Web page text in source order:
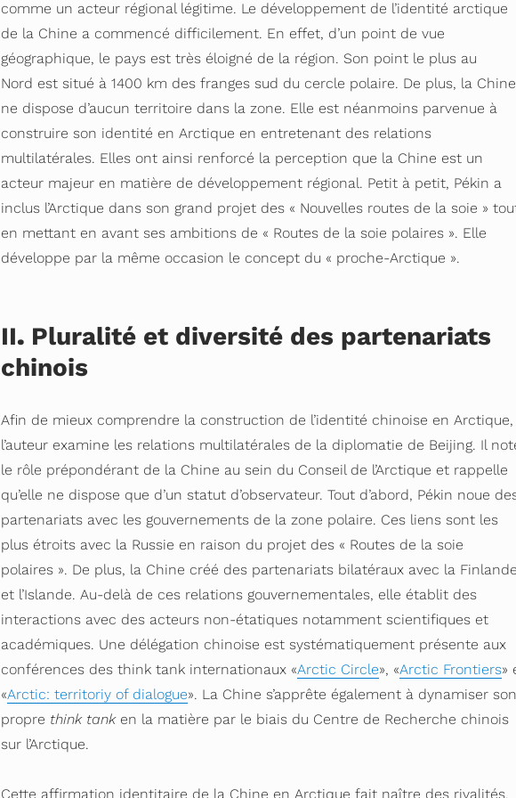
comme un acteur régional légitime. Le développement de l’identité arctique
de la Chine a commencé difficilement. En effet, d’un point de vue
géographique, le pays est très éloigné de la région. Son point le plus au
Nord est situé à 1400 km des franges sud du cercle polaire. De plus, la Chine
ne dispose d’aucun territoire dans la zone. Elle est néanmoins parvenue à
construire son identité en Arctique en entretenant des relations
multilatérales. Elles ont ainsi renforcé la perception que la Chine est un
acteur majeur en matière de développement régional. Petit à petit, Pékin a
inclus l’Arctique dans son grand projet des « Nouvelles routes de la soie »
en mettant en avant ses ambitions de « Routes de la soie polaires ». Elle
développe par la même occasion le concept du « proche-Arctique ».
II. Pluralité et diversité des partenariats
chinois
Afin de mieux comprendre la construction de l’identité chinoise en Arctique,
l’auteur examine les relations multilatérales de la diplomatie de Beijing. Il
le rôle prépondérant de la Chine au sein du Conseil de l’Arctique et rappelle
qu’elle ne dispose que d’un statut d’observateur. Tout d’abord, Pékin noue
partenariats avec les gouvernements de la zone polaire. Ces liens sont les
plus étroits avec la Russie en raison du projet des « Routes de la soie
polaires ». De plus, la Chine créé des partenariats bilatéraux avec la
et l’Islande. Au-delà de ces relations gouvernementales, elle établit des
interactions avec des acteurs non-étatiques notamment scientifiques et
académiques. Une délégation chinoise est systématiquement présente aux
conférences des think tank internationaux «Arctic Circle», «Arctic Frontiers»
«Arctic: territoriy of dialogue». La Chine s’apprête également à dynamiser son
propre think tanken la matière par le biais du Centre de Recherche chinois
sur l’Arctique.
Cette affirmation identitaire de la Chine en Arctique fait naître des rivalités.